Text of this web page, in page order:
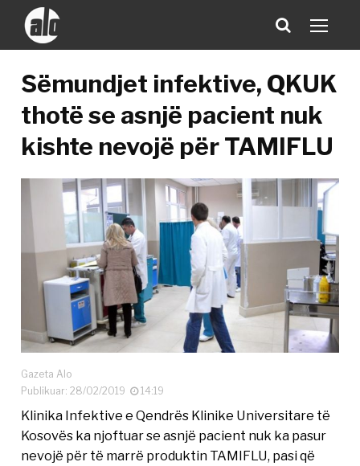
Sëmundjet infektive, QKUK
thotë se asnjë pacient nuk
kishte nevojë për TAMIFLU
Gazeta Alo
Publikuar: 28/02/2019
14:19
Klinika Infektive e Qendrës Klinike Universitare të
Kosovës ka njoftuar se asnjë pacient nuk ka pasur
nevojë për të marrë produktin TAMIFLU, pasi që